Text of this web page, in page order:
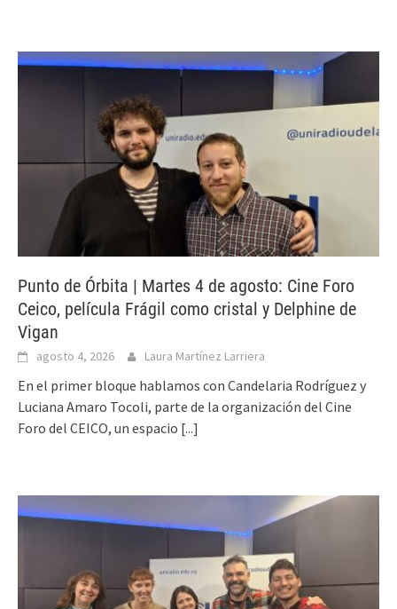
Punto de Órbita | Martes 4 de agosto: Cine Foro
Ceico, película Frágil como cristal y Delphine de
Vigan
agosto 4, 2026 Laura Martínez Larriera
En el primer bloque hablamos con Candelaria Rodríguez y
Luciana Amaro Tocoli, parte de la organización del Cine
Foro del CEICO, un espacio [...]